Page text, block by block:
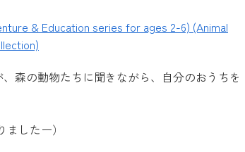
& Education series for ages 2-6) (Animal
森の動物たちに聞きながら、自分のおうちを
したー）